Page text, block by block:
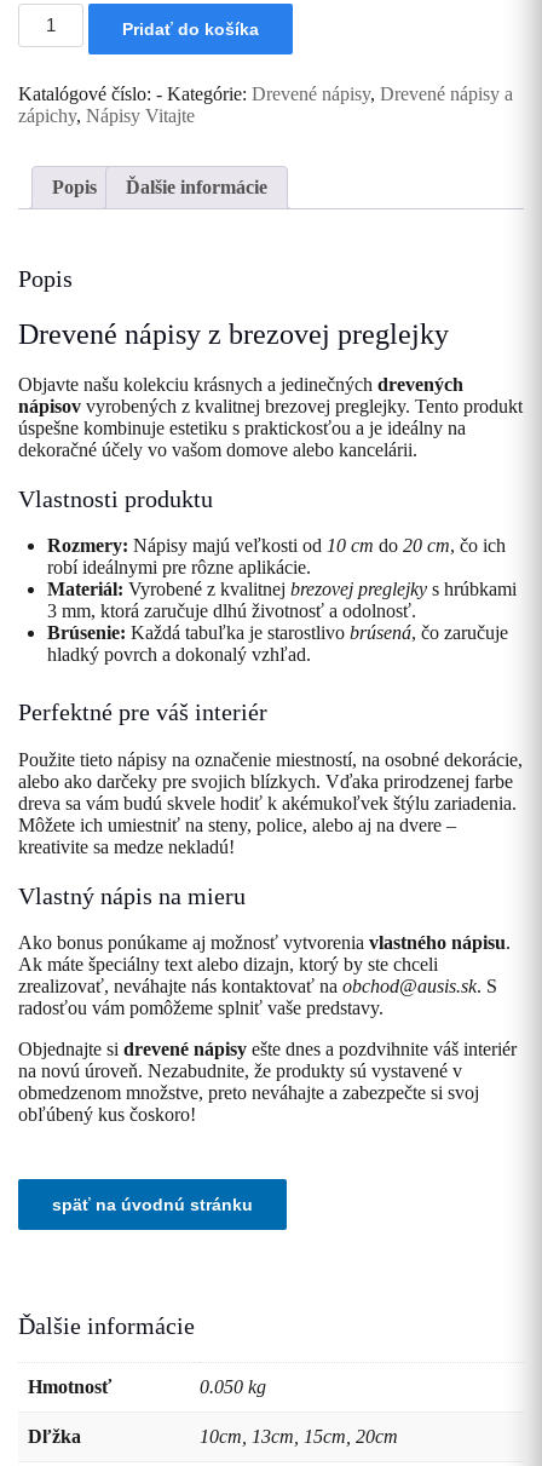
množstvo
Drevená
Pridať do košíka
Katalógové číslo: - Kategórie: Drevené nápisy, Drevené nápisy a
zápichy, Nápisy Vitajte
Popis Ďalšie informácie
Popis
Drevené nápisy z brezovej preglejky
Objavte našu kolekciu krásnych a jedinečných drevených
nápisov vyrobených z kvalitnej brezovej preglejky. Tento produkt
úspešne kombinuje estetiku s praktickosťou a je ideálny na
dekoračné účely vo vašom domove alebo kancelárii.
Vlastnosti produktu
Rozmery: Nápisy majú veľkosti od 10 cm do 20 cm, čo ich
robí ideálnymi pre rôzne aplikácie.
Materiál: Vyrobené z kvalitnej brezovej preglejky s hrúbkami
3 mm, ktorá zaručuje dlhú životnosť a odolnosť.
Brúsenie: Každá tabuľka je starostlivo brúsená, čo zaručuje
hladký povrch a dokonalý vzhľad.
Perfektné pre váš interiér
Použite tieto nápisy na označenie miestností, na osobné dekorácie,
alebo ako darčeky pre svojich blízkych. Vďaka prirodzenej farbe
dreva sa vám budú skvele hodiť k akémukoľvek štýlu zariadenia.
Môžete ich umiestniť na steny, police, alebo aj na dvere –
kreativite sa medze nekladú!
Vlastný nápis na mieru
Ako bonus ponúkame aj možnosť vytvorenia vlastného nápisu.
Ak máte špeciálny text alebo dizajn, ktorý by ste chceli
zrealizovať, neváhajte nás kontaktovať na obchod@ausis.sk. S
radosťou vám pomôžeme splniť vaše predstavy.
Objednajte si drevené nápisy ešte dnes a pozdvihnite váš interiér
na novú úroveň. Nezabudnite, že produkty sú vystavené v
obmedzenom množstve, preto neváhajte a zabezpečte si svoj
obľúbený kus čoskoro!
Ďalšie informácie
Hmotnosť 0.050 kg
Dľžka 10cm, 13cm, 15cm, 20cm